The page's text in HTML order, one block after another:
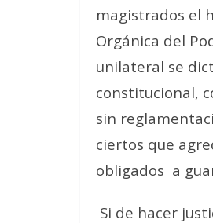
magistrados el
Orgánica del
unilateral se
constitucional,
sin
ciertos que
obligados a
Si de hacer